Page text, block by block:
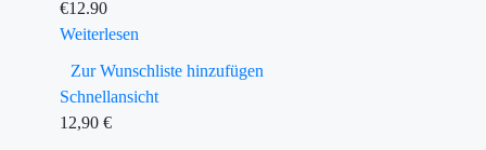
€12.90
Weiterlesen
Zur Wunschliste hinzufügen
Schnellansicht
12,90 €